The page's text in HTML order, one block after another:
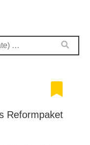
Reformpaket